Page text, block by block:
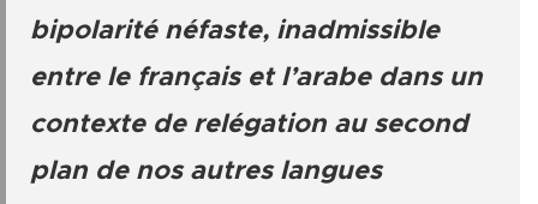
bipolarité néfaste, inadmissible
entre le français et l’arabe dans un
contexte de relégation au second
plan de nos autres langues